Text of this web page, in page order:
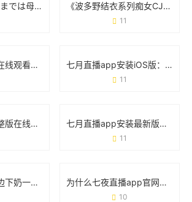
当&amp;quot;おまでは母に漂う&amp;quot;成为英文：一场关于翻译的奇妙漂流 《波多野结衣系列痴女CJOD-214》：经典场景与角色魅力的双重诠释
11
《丁香花》高清在线观看完整剧情：从虐心故事到观影避坑指南 七月直播app安装iOS版：手把手教你快速上手
11
《鬼迷心窍》完整版在线观看：悬疑背后的情感与人性的较量 七月直播app安装最新版视频：手把手教你体验升级亮点
11
追剧新姿势：一边下奶一边吃零食敷面膜的电视剧魔力 为什么七夜直播app官网能成为年轻人手机里的新宠？
10